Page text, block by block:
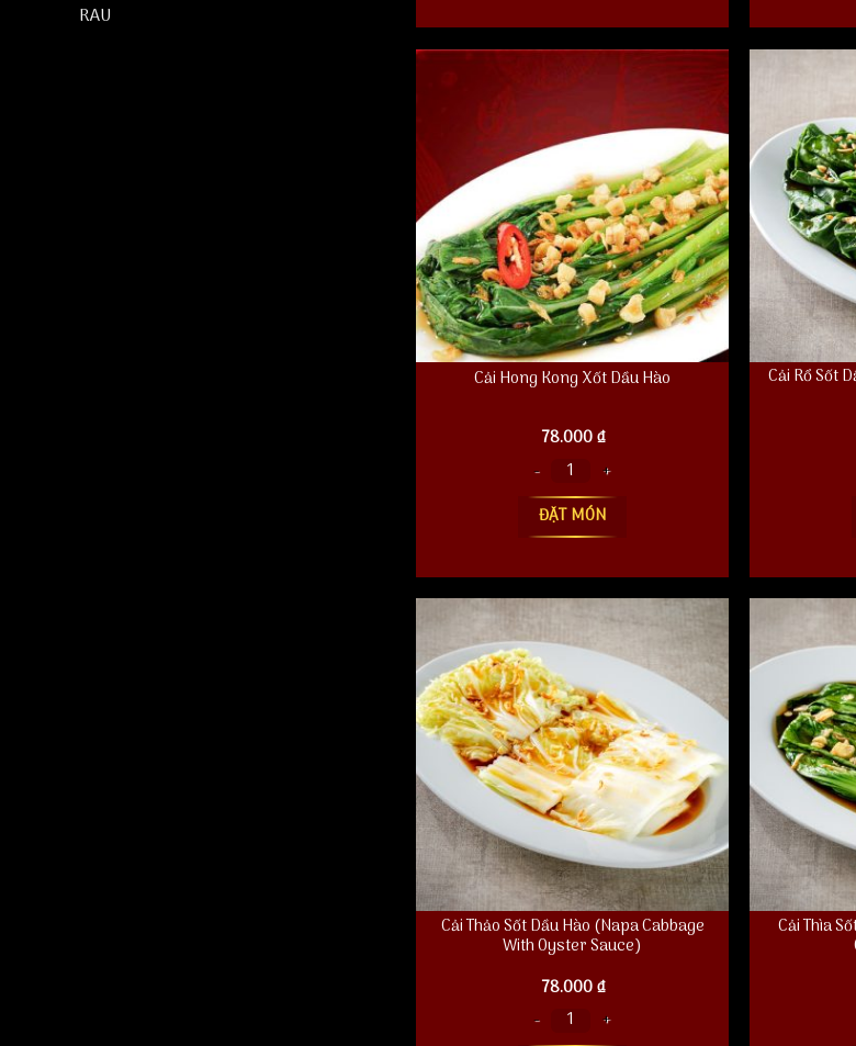
RAU
Cải Hong Kong Xốt Dầu Hào
78.000₫
Cải Hong Kong Xốt Dầu Hào số lượng
ĐẶT MÓN
Cải Rổ Sốt
Cải Rổ Sốt
Cải Thảo Sốt Dầu Hào (Napa Cabbage
With Oyster Sauce)
78.000₫
Cải Thìa